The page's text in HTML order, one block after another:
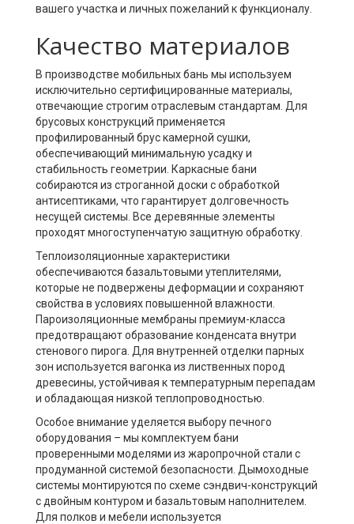
вашего участка и личных пожеланий к функционалу.
Качество материалов
В производстве мобильных бань мы используем
исключительно сертифицированные материалы,
отвечающие строгим отраслевым стандартам. Для
брусовых конструкций применяется
профилированный брус камерной сушки,
обеспечивающий минимальную усадку и
стабильность геометрии. Каркасные бани
собираются из строганной доски с обработкой
антисептиками, что гарантирует долговечность
несущей системы. Все деревянные элементы
проходят многоступенчатую защитную обработку.
Теплоизоляционные характеристики
обеспечиваются базальтовыми утеплителями,
которые не подвержены деформации и сохраняют
свойства в условиях повышенной влажности.
Пароизоляционные мембраны премиум-класса
предотвращают образование конденсата внутри
стенового пирога. Для внутренней отделки парных
зон используется вагонка из лиственных пород
древесины, устойчивая к температурным перепадам
и обладающая низкой теплопроводностью.
Особое внимание уделяется выбору печного
оборудования – мы комплектуем бани
проверенными моделями из жаропрочной стали с
продуманной системой безопасности. Дымоходные
системы монтируются по схеме сэндвич-конструкций
с двойным контуром и базальтовым наполнителем.
Для полков и мебели используется